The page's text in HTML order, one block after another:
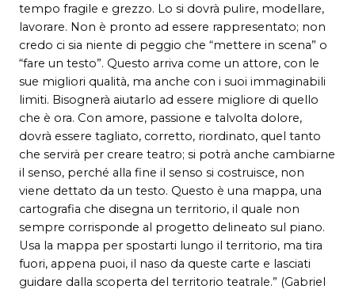
tempo fragile e grezzo. Lo si dovrà pulire, modellare,
lavorare. Non è pronto ad essere rappresentato; non
credo ci sia niente di peggio che “mettere in scena” o
“fare un testo”. Questo arriva come un attore, con le
sue migliori qualità, ma anche con i suoi immaginabili
limiti. Bisognerà aiutarlo ad essere migliore di quello
che è ora. Con amore, passione e talvolta dolore,
dovrà essere tagliato, corretto, riordinato, quel tanto
che servirà per creare teatro; si potrà anche cambiarne
il senso, perché alla fine il senso si costruisce, non
viene dettato da un testo. Questo è una mappa, una
cartografia che disegna un territorio, il quale non
sempre corrisponde al progetto delineato sul piano.
Usa la mappa per spostarti lungo il territorio, ma tira
fuori, appena puoi, il naso da queste carte e lasciati
guidare dalla scoperta del territorio teatrale.” (Gabriel